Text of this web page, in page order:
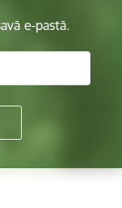
e-pastā.